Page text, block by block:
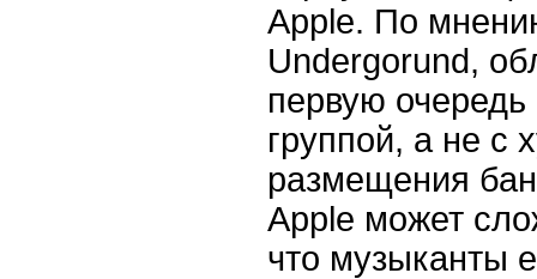
Apple. По
Undergorund,
первую очередь
группой, а не с
размещения
Apple может
что музыканты